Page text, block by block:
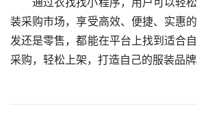
装采购市场，享受高效、便捷、实惠
发还是零售，都能在平台上找到适合
采购，轻松上架，打造自己的服装品牌